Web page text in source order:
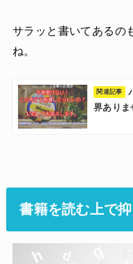
サラッと書いてあるの
ね。
界ありま
書籍を読む上で